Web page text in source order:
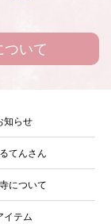
いて
知らせ
てんさん
について
イテム